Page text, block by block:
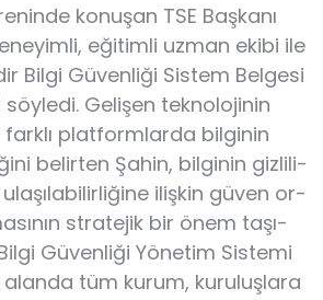
konuşan TSE Başkanı
eğitimli uzman ekibi ile
Bilgi Güvenliği Sistem Belgesi
Gelişen teknolojinin
platformlarda bilginin
belirten Şahin, bil­gi­nin giz­li­li­
iliş­kin gü­ven or­
stra­te­jik bir önem ta­şı­
Güvenliği Yönetim Sistemi
alanda tüm kurum, kuruluşlara